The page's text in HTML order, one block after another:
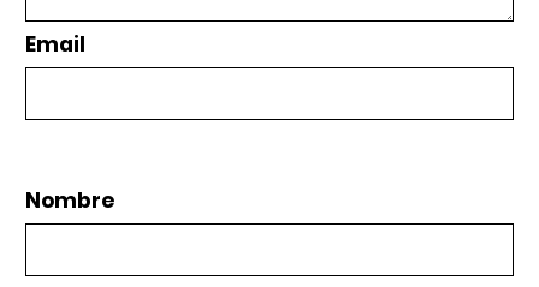
Email
Nombre